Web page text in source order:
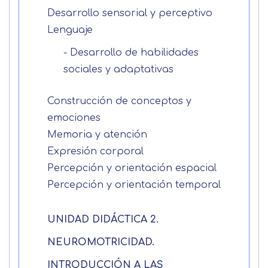
Desarrollo sensorial y perceptivo
Lenguaje
- Desarrollo de habilidades
sociales y adaptativas
Construcción de conceptos y
emociones
Memoria y atención
Expresión corporal
Percepción y orientación espacial
Percepción y orientación temporal
UNIDAD DIDÁCTICA 2.
NEUROMOTRICIDAD.
INTRODUCCIÓN A LAS
Solicitar